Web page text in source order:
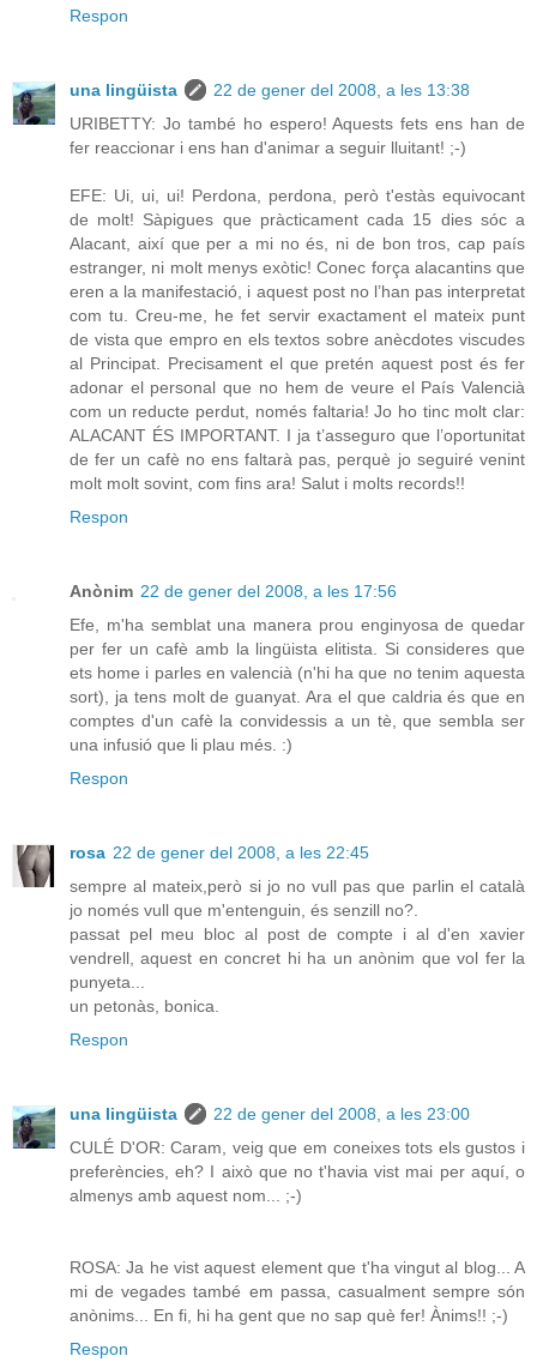
Respon
una lingüista
22 de gener del 2008, a les 13:38
URIBETTY: Jo també ho espero! Aquests fets ens han de
fer reaccionar i ens han d'animar a seguir lluitant! ;-)
EFE: Ui, ui, ui! Perdona, perdona, però t'estàs equivocant
de molt! Sàpigues que pràcticament cada 15 dies sóc a
Alacant, així que per a mi no és, ni de bon tros, cap país
estranger, ni molt menys exòtic! Conec força alacantins que
eren a la manifestació, i aquest post no l’han pas interpretat
com tu. Creu-me, he fet servir exactament el mateix punt
de vista que empro en els textos sobre anècdotes viscudes
al Principat. Precisament el que pretén aquest post és fer
adonar el personal que no hem de veure el País Valencià
com un reducte perdut, només faltaria! Jo ho tinc molt clar:
ALACANT ÉS IMPORTANT. I ja t’asseguro que l’oportunitat
de fer un cafè no ens faltarà pas, perquè jo seguiré venint
molt molt sovint, com fins ara! Salut i molts records!!
Respon
Anònim 22 de gener del 2008, a les 17:56
Efe, m'ha semblat una manera prou enginyosa de quedar
per fer un cafè amb la lingüista elitista. Si consideres que
ets home i parles en valencià (n'hi ha que no tenim aquesta
sort), ja tens molt de guanyat. Ara el que caldria és que en
comptes d'un cafè la convidessis a un tè, que sembla ser
una infusió que li plau més. :)
Respon
rosa 22 de gener del 2008, a les 22:45
sempre al mateix,però si jo no vull pas que parlin el català
jo només vull que m'entenguin, és senzill no?.
passat pel meu bloc al post de compte i al d'en xavier
vendrell, aquest en concret hi ha un anònim que vol fer la
punyeta...
un petonàs, bonica.
Respon
una lingüista
22 de gener del 2008, a les 23:00
CULÉ D'OR: Caram, veig que em coneixes tots els gustos i
preferències, eh? I això que no t'havia vist mai per aquí, o
almenys amb aquest nom... ;-)
ROSA: Ja he vist aquest element que t'ha vingut al blog... A
mi de vegades també em passa, casualment sempre són
anònims... En fi, hi ha gent que no sap què fer! Ànims!! ;-)
Respon